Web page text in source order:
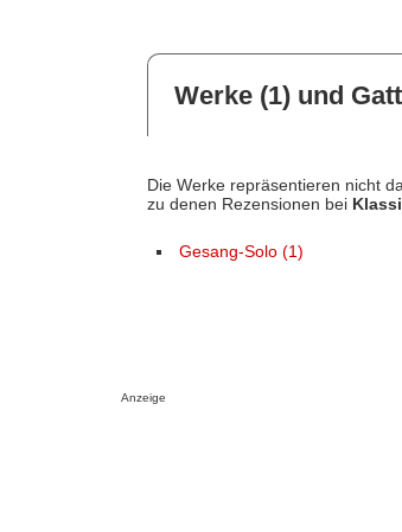
Werke (1) und
Die Werke repräsentieren nicht
zu denen Rezensionen bei
Gesang-Solo (1)
Anzeige